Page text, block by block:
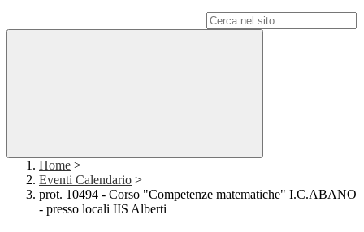
Home >
Eventi Calendario >
prot. 10494 - Corso "Competenze matematiche" I.C.ABANO
- presso locali IIS Alberti